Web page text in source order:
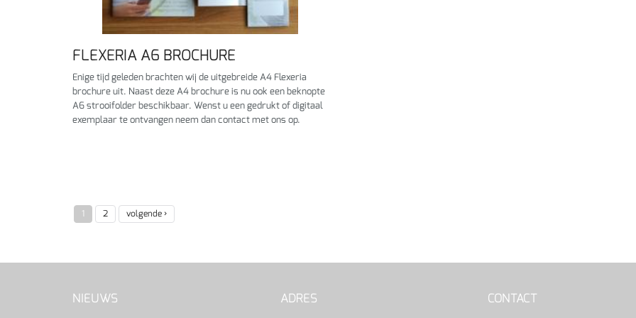
FLEXERIA A6 BROCHURE
Enige tijd geleden brachten wij de uitgebreide A4 Flexeria
brochure uit. Naast deze A4 brochure is nu ook een beknopte
A6 strooifolder beschikbaar. Wenst u een gedrukt of digitaal
exemplaar te ontvangen neem dan contact met ons op.
1 2 volgende ›
NIEUWS ADRES CONTACT